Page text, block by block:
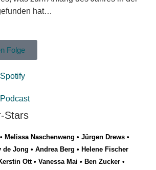
hat…
Folge
Stars
• Melissa Naschenweng • Jürgen Drews •
de Jong • Andrea Berg • Helene Fischer
Ott• Vanessa Mai • Ben Zucker •